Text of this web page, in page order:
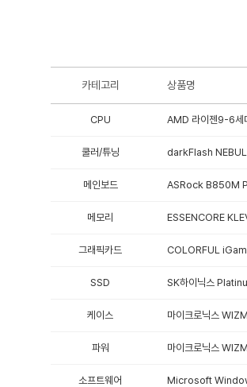
카테고리 상품명
CPU AMD 라이젠9-6세
쿨러/튜닝 darkFlash
메인보드 ASRock B850M
메모리 ESSENCORE
그래픽카드 COLORFUL
SSD SK하이닉스
케이스 마이크로닉스
파워 마이크로닉스
소프트웨어 Microsoft